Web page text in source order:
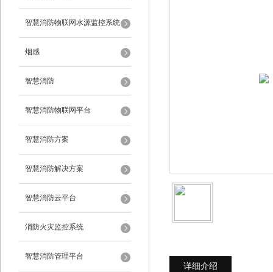
智慧消防物联网水源监控系统
烟感
智慧消防
智慧消防物联网平台
智慧消防方案
智慧消防解决方案
智慧消防云平台
消防火灾监控系统
智慧消防管理平台
详细介绍